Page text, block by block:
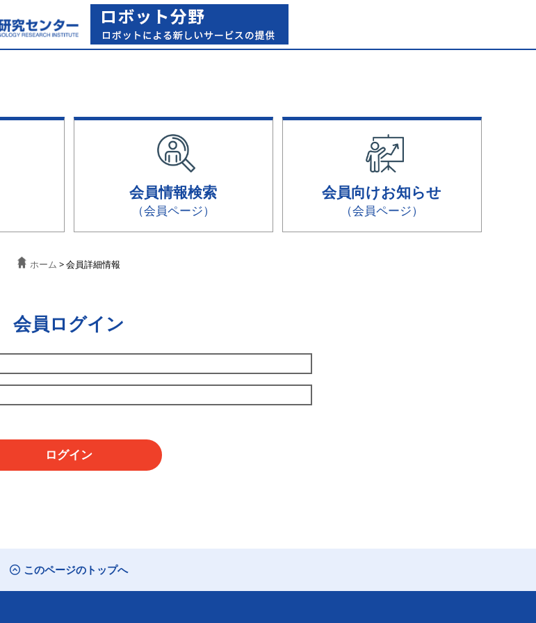
会員情報検索
（会員ページ）
会員向けお知らせ
（会員ページ）
ホーム > 会員詳細情報
会員ログイン
このページのトップへ